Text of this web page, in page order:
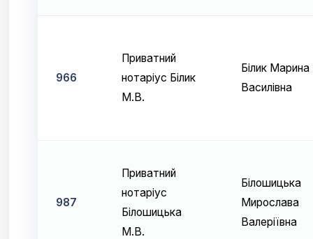
966
Приватний
нотаріус Білик
М.В.
Білик Марина
Василівна
987
Приватний
нотаріус
Білошицька
М.В.
Білошицька
Мирослава
Валеріївна